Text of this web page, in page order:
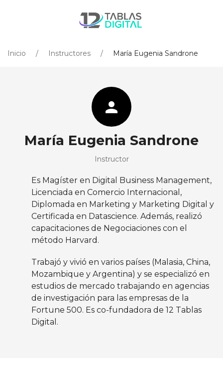
Inicio Instructores María Eugenia Sandrone
person
María Eugenia Sandrone
Instructor
Es Magíster en Digital Business Management,
Licenciada en Comercio Internacional,
Diplomada en Marketing y Marketing Digital y
Certificada en Datascience. Además, realizó
capacitaciones de Negociaciones con el
método Harvard.
Trabajó y vivió en varios países (Malasia, China,
Mozambique y Argentina) y se especializó en
estudios de mercado trabajando en agencias
de investigación para las empresas de la
Fortune 500. Es co-fundadora de 12 Tablas
Digital.